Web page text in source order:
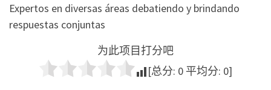
Expertos en diversas áreas debatiendo y brindando
respuestas conjuntas
为此项目打分吧
[总分: 0 平均分: 0]